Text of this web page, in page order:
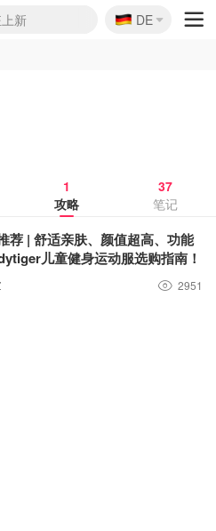
新
大促
失效
折
外叠85折
每日更新
起+叠9折
🇩🇪
DE
1
攻略
37
笔记
荐 | 舒适亲肤、颜值超高、功能
儿童健身运动服选购指南！
2951